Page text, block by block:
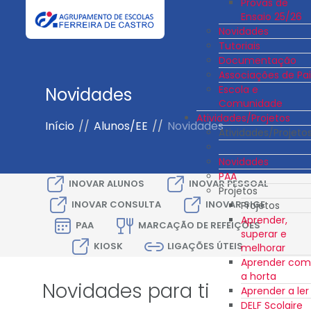
Ensaio 25/26
Novidades
Tutoriais
Documentação
Associações de
Escola e
Comunidade
Atividades/Projetos
Atividades/
Novidades
PAA
Projetos
Projetos
Aprender,
superar e
melhorar
Aprender com
a horta
Aprender a ler
DELF Scolaire
Novidades
Início // Alunos/EE // Novidades
INOVAR ALUNOS
INOVAR PESSOAL
INOVAR CONSULTA
INOVAR SIGE
PAA
MARCAÇÃO DE REFEIÇÕES
KIOSK
LIGAÇÕES ÚTEIS
Novidades para ti